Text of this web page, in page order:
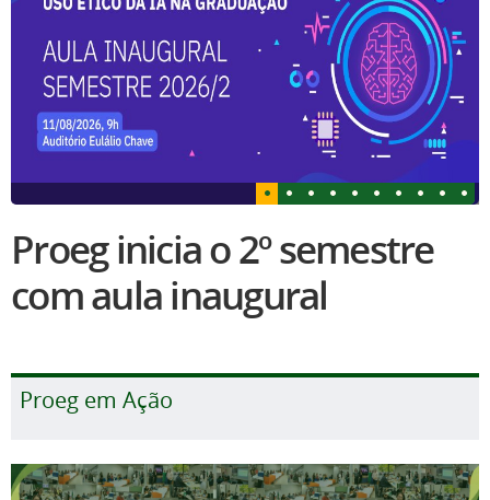
Proeg inicia o 2º semestre
com aula inaugural
Proeg em Ação